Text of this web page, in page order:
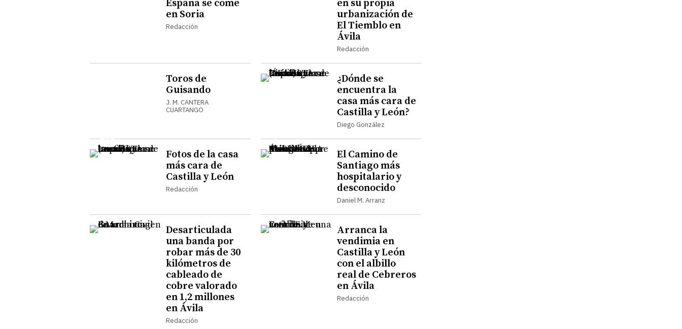
España se come
en Soria
Redacción
en su propia
urbanización de
El Tiemblo en
Ávila
Redacción
Toros de
Guisando
J. M. CANTERA
CUARTANGO
¿Dónde se
encuentra la
casa más cara de
Castilla y León?
Diego González
Fotos de la casa
más cara de
Castilla y León
Redacción
El Camino de
Santiago más
hospitalario y
desconocido
Daniel M. Arranz
Desarticulada
una banda por
robar más de 30
kilómetros de
cableado de
cobre valorado
en 1,2 millones
en Ávila
Redacción
Arranca la
vendimia en
Castilla y León
con el albillo
real de Cebreros
en Ávila
Redacción